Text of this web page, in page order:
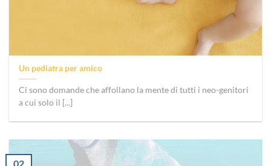
Un pediatra per amico
Ci sono domande che affollano la mente di tutti i neo-genitori
a cui solo il [...]
02